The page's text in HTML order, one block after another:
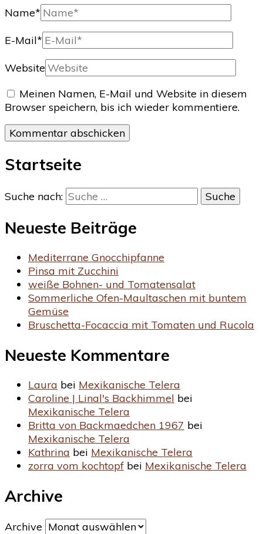
Name*
E-Mail*
Website
Meinen Namen, E-Mail und Website in diesem
Browser speichern, bis ich wieder kommentiere.
Startseite
Suche nach:
Neueste Beiträge
Mediterrane Gnocchipfanne
Pinsa mit Zucchini
weiße Bohnen- und Tomatensalat
Sommerliche Ofen-Maultaschen mit buntem
Gemüse
Bruschetta-Focaccia mit Tomaten und Rucola
Neueste Kommentare
Laura bei Mexikanische Telera
Caroline | Linal's Backhimmel bei
Mexikanische Telera
Britta von Backmaedchen 1967 bei
Mexikanische Telera
Kathrina bei Mexikanische Telera
zorra vom kochtopf bei Mexikanische Telera
Archive
Archive